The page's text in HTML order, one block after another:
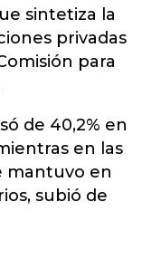
sintetiza la
privadas
para
de 40,2% en
en las
mantuvo en
subió de